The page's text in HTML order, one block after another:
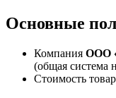
Основные
Компания ООО
(общая система
Стоимость